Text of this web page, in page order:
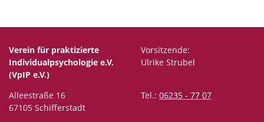
Verein für praktizierte
Individualpsychologie e.V.
(VpIP e.V.)
Vorsitzende:
Ulrike Strubel
Alleestraße 16
67105 Schifferstadt
Tel.: 06235 - 77 07